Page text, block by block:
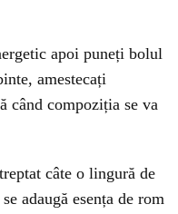
apoi puneți bolul
amestecați
când compoziția se va
câte o lingură de
adaugă esența de rom